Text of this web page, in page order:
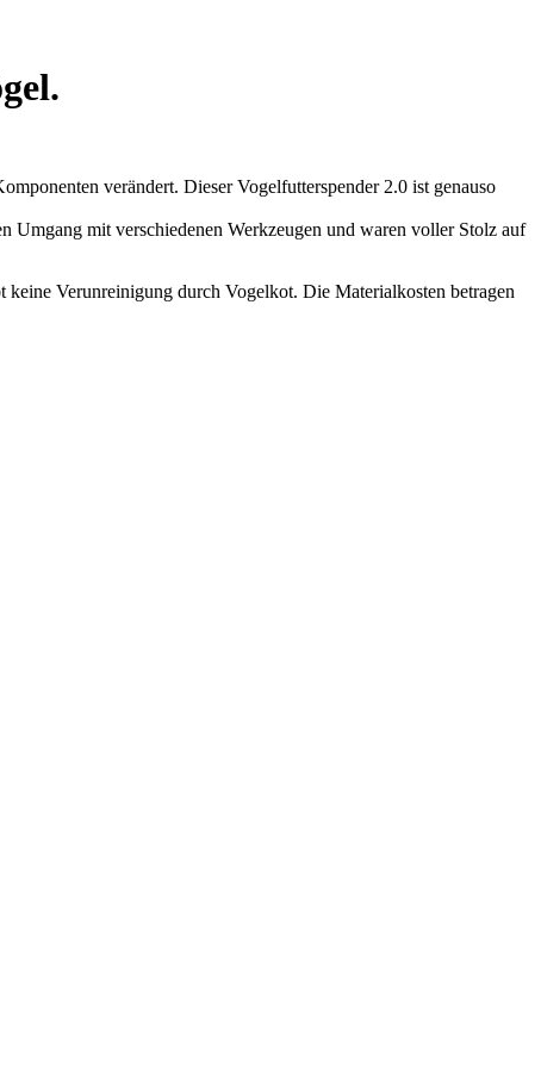
verändert. Dieser Vogelfutterspender 2.0 ist genauso
Umgang mit verschiedenen Werkzeugen und waren voller Stolz auf
Verunreinigung durch Vogelkot. Die Materialkosten betragen